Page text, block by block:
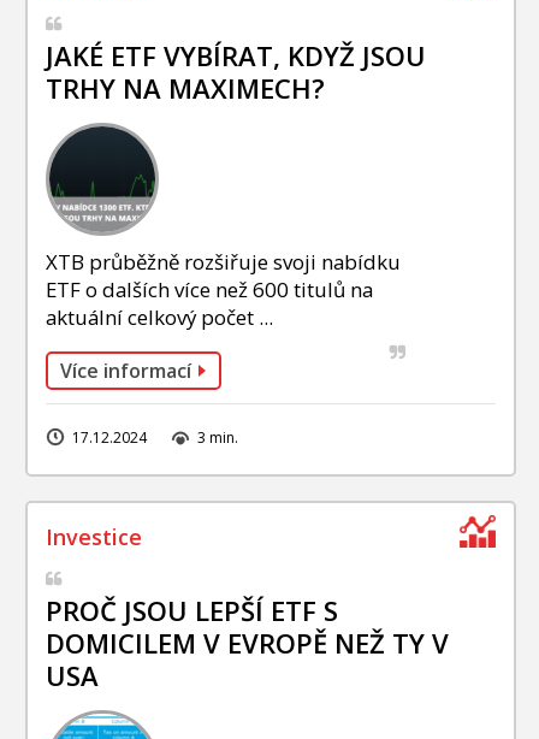
JAKÉ ETF VYBÍRAT, KDYŽ JSOU
TRHY NA MAXIMECH?
XTB průběžně rozšiřuje svoji nabídku
ETF o dalších více než 600 titulů na
aktuální celkový počet ...
Více informací
17.12.2024 3 min.
PROČ JSOU LEPŠÍ ETF S
DOMICILEM V EVROPĚ NEŽ TY V
USA